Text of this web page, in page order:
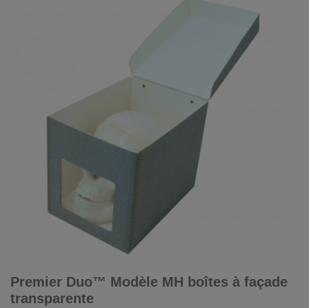
Premier Duo™ Modèle MH boîtes à façade
transparente